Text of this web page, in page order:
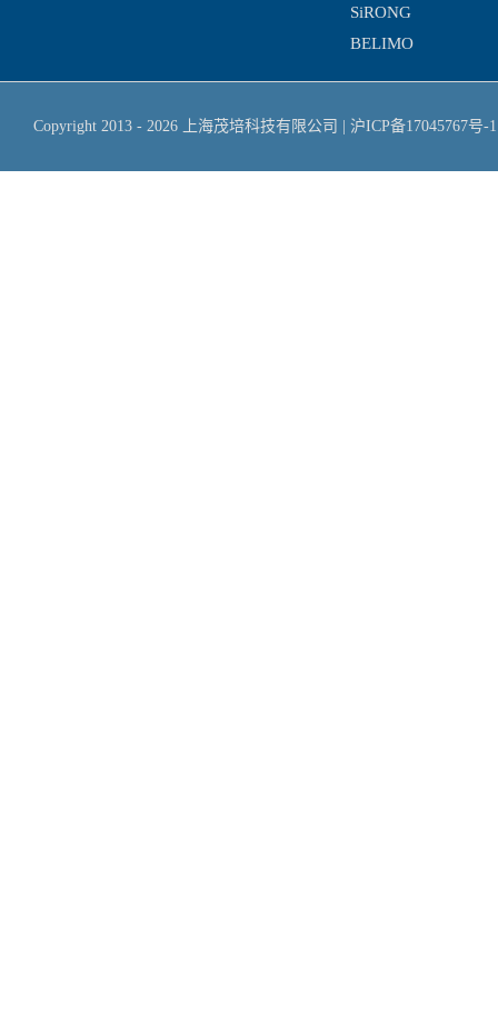
SiRONG
BELIMO
Copyright 2013 - 2026 上海茂培科技有限公司 沪ICP备17045767号-1